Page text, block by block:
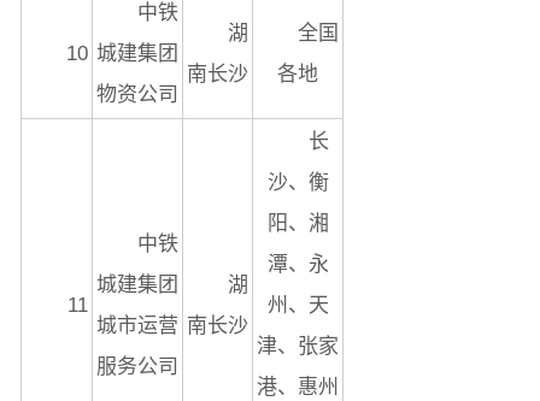
10
中铁
城建集团
物资公司
湖
南长沙
全国
各地
11
中铁
城建集团
城市运营
服务公司
湖
南长沙
长
沙、衡
阳、湘
潭、永
州、天
津、张家
港、惠州